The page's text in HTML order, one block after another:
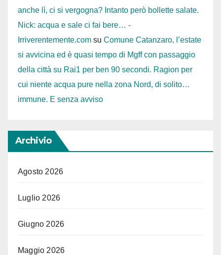
anche lì, ci si vergogna? Intanto però bollette salate.
Nick: acqua e sale ci fai bere… -
Irriverentemente.com su Comune Catanzaro, l’estate
si avvicina ed è quasi tempo di Mgff con passaggio
della città su Rai1 per ben 90 secondi. Ragion per
cui niente acqua pure nella zona Nord, di solito…
immune. E senza avviso
Archivio
Agosto 2026
Luglio 2026
Giugno 2026
Maggio 2026